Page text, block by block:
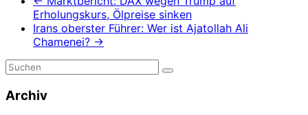
Erholungskurs, Ölpreise sinken
Irans oberster Führer: Wer ist Ajatollah Ali
Chamenei? →
Archiv